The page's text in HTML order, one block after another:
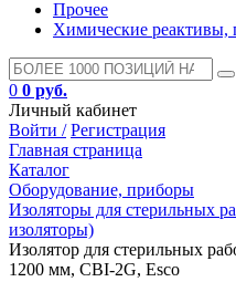
Прочее
Химические реактивы,
0 0 руб.
Личный кабинет
Войти / Регистрация
Главная страница
Каталог
Оборудование, приборы
Изоляторы для стерильных
изоляторы)
Изолятор для стерильных
1200 мм, CBI-2G, Esco